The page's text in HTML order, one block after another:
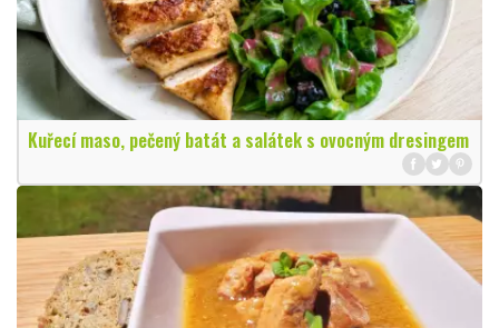
Kuřecí maso, pečený batát a salátek s ovocným dresingem